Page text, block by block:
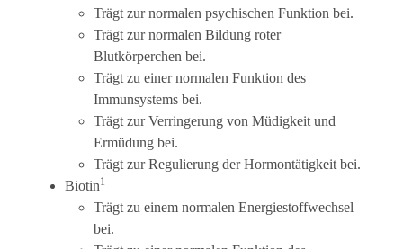
Trägt zur normalen psychischen Funktion bei.
Trägt zur normalen Bildung roter
Blutkörperchen bei.
Trägt zu einer normalen Funktion des
Immunsystems bei.
Trägt zur Verringerung von Müdigkeit und
Ermüdung bei.
Trägt zur Regulierung der Hormontätigkeit bei.
Biotin1
Trägt zu einem normalen Energiestoffwechsel
bei.